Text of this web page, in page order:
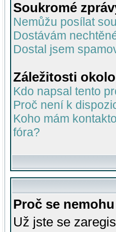
Soukromé
Nemůžu posílat
Dostávám
Dostal jsem
Záležitosti
Kdo napsal tento
Proč není k
Koho mám
fóra?
Proč se
Už jste se